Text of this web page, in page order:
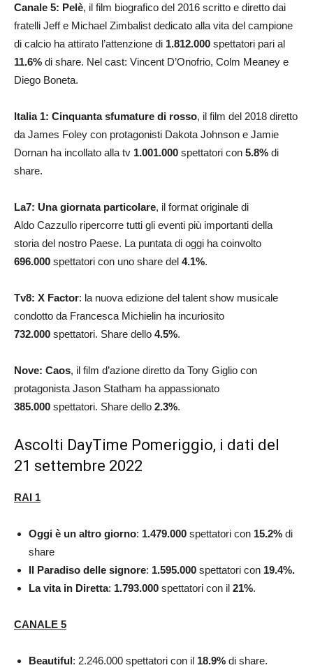
Canale 5: Pelè, il film biografico del 2016 scritto e diretto dai
fratelli Jeff e Michael Zimbalist dedicato alla vita del campione
di calcio ha attirato l’attenzione di 1.812.000 spettatori pari al
11.6% di share. Nel cast: Vincent D’Onofrio, Colm Meaney e
Diego Boneta.
Italia 1: Cinquanta sfumature di rosso, il film del 2018 diretto
da James Foley con protagonisti Dakota Johnson e Jamie
Dornan ha incollato alla tv 1.001.000 spettatori con 5.8% di
share.
La7: Una giornata particolare, il format originale di
Aldo Cazzullo ripercorre tutti gli eventi più importanti della
storia del nostro Paese. La puntata di oggi ha coinvolto
696.000 spettatori con uno share del 4.1%.
Tv8: X Factor: la nuova edizione del talent show musicale
condotto da Francesca Michielin ha incuriosito
732.000 spettatori. Share dello 4.5%.
Nove: Caos, il film d’azione diretto da Tony Giglio con
protagonista Jason Statham ha appassionato
385.000 spettatori. Share dello 2.3%.
Ascolti DayTime Pomeriggio, i dati del
21 settembre 2022
RAI 1
Oggi è un altro giorno: 1.479.000 spettatori con 15.2% di
share
Il Paradiso delle signore: 1.595.000 spettatori con 19.4%.
La vita in Diretta: 1.793.000 spettatori con il 21%.
CANALE 5
Beautiful: 2.246.000 spettatori con il 18.9% di share.